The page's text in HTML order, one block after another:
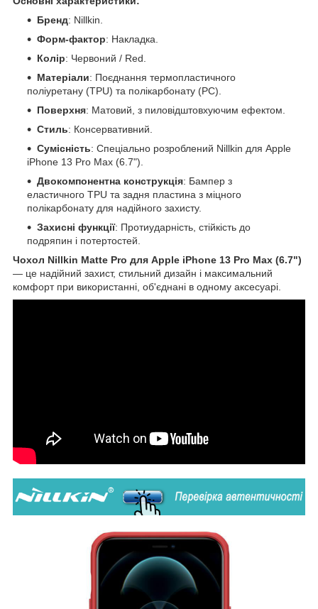
Бренд: Nillkin.
Форм-фактор: Накладка.
Колір: Червоний / Red.
Матеріали: Поєднання термопластичного
поліуретану (TPU) та полікарбонату (PC).
Поверхня: Матовий, з пиловідштовхуючим ефектом.
Стиль: Консервативний.
Сумісність: Спеціально розроблений Nillkin для Apple
iPhone 13 Pro Max (6.7").
Двокомпонентна конструкція: Бампер з
еластичного TPU та задня пластина з міцного
полікарбонату для надійного захисту.
Захисні функції: Протиударність, стійкість до
подряпин і потертостей.
Чохол Nillkin Matte Pro для Apple iPhone 13 Pro Max (6.7")
— це надійний захист, стильний дизайн і максимальний
комфорт при використанні, об'єднані в одному аксесуарі.